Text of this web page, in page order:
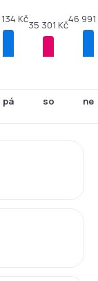
Kč
pá
35 301 Kč
so
46 991
ne